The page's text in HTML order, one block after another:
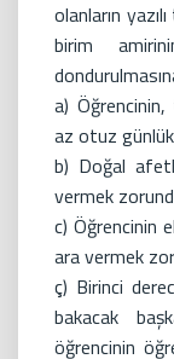
olanların
birim
a)
az otuz günlük
b) Doğal
vermek
c) Öğrencinin
ara vermek
ç) Birinci
bakacak
öğrencinin